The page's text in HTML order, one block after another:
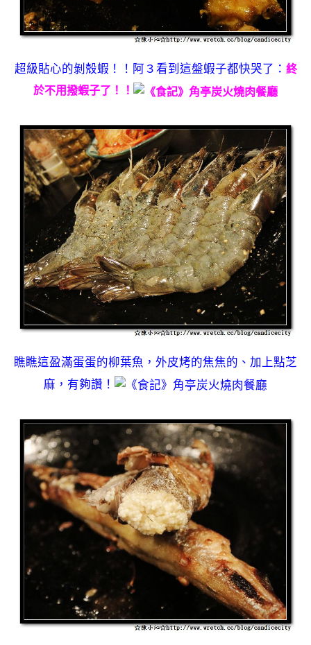
超級貼心的剝殼蝦！！阿３看到這盤蝦子都快哭了： 終
於不用撥蝦子了！！
瞧瞧這盈滿蛋蛋的柳葉魚，外皮烤的焦焦的、加上點芝
麻，有夠讚！